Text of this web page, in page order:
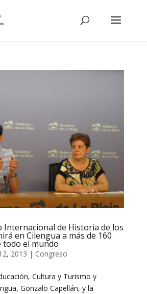
Internacional de Historia de los
en Cilengua a más de 160
todo el mundo
2013 | Congreso
Cultura y Turismo y
Gonzalo Capellán, y la